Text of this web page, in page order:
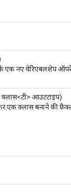
एक नए वेरिएबलशेप
क्लास<टी> आउटटाइप)
क्लास बनाने की